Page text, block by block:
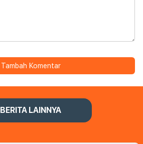
Tambah Komentar
BERITA LAINNYA